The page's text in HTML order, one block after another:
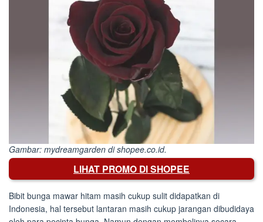
Gambar: mydreamgarden di shopee.co.id.
LIHAT PROMO DI SHOPEE
Bibit bunga mawar hitam masih cukup sulit didapatkan di
Indonesia, hal tersebut lantaran masih cukup jarangan dibudidaya